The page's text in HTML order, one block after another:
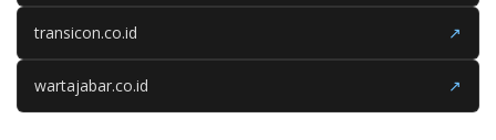
transicon.co.id ↗
wartajabar.co.id ↗